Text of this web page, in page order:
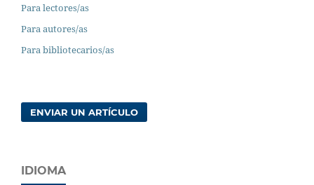
Para lectores/as
Para autores/as
Para bibliotecarios/as
ENVIAR UN ARTÍCULO
IDIOMA